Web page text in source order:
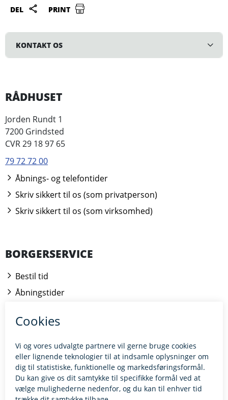
DEL PRINT
KONTAKT OS
RÅDHUSET
Jorden Rundt 1
7200 Grindsted
CVR 29 18 97 65
79 72 72 00
Åbnings- og telefontider
Skriv sikkert til os (som privatperson)
Skriv sikkert til os (som virksomhed)
BORGERSERVICE
Bestil tid
Åbningstider
Kontakt borgerrådgiveren
BILLUND.DK
Tilgængelighedserklæring